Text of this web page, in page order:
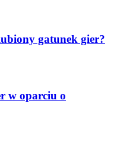
gatunek gier?
w oparciu o